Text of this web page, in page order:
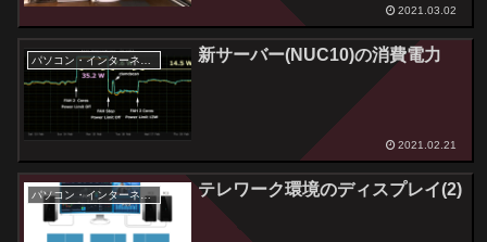
2021.03.02
新サーバー(NUC10)の消費電力
2021.02.21
パソコン・インターネット テレワーク環境のディスプレイ(2)